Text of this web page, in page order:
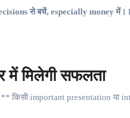
से बचें, especially money में।
में मिलेगी सफलता
किसी important presentation या